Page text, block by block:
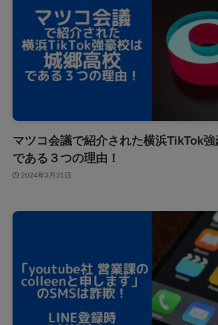
マツコ会議で紹介された横浜TikTok
である３つの理由！
2024年3月31日